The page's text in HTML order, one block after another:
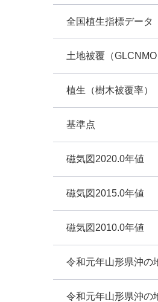
全国植生指標データ
土地被覆（GLCNMO
植生（樹木被覆率）
基準点
磁気図2020.0年値
磁気図2015.0年値
磁気図2010.0年値
令和元年山形県沖の
令和元年山形県沖の